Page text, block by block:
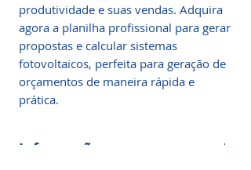
produtividade e suas vendas. Adquira
agora a planilha profissional para gerar
propostas e calcular sistemas
fotovoltaicos, perfeita para geração de
orçamentos de maneira rápida e
prática.
Informações